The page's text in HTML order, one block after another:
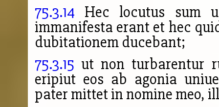
75.3.14 Hec locutus sum
immanifesta erant et hec
dubitationem ducebant;
75.3.15 ut non turbarentur
eripiut eos ab agonia
pater mittet in nomine meo,